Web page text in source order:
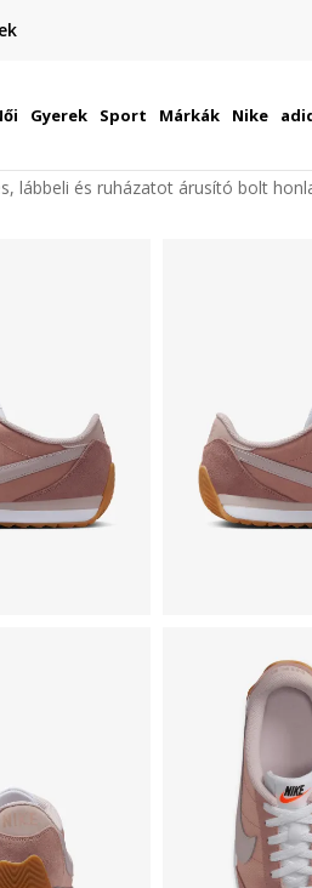
területén
Gyerek Sport Márkák Nike
lábbeli és ruházatot árusító bolt